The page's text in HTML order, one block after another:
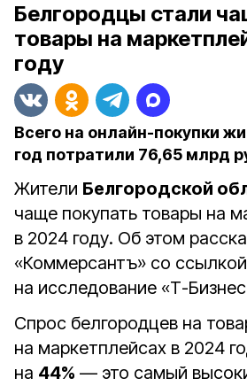
Белгородцы стали
товары на
году
Всего на онлайн-покупки
год потратили 76,65 млрд
Жители Белгородской
чаще покупать товары на
в 2024 году. Об этом
«Коммерсантъ» со ссылкой
на исследование «Т-
Спрос белгородцев на
на маркетплейсах в 2024
на 44% — это самый